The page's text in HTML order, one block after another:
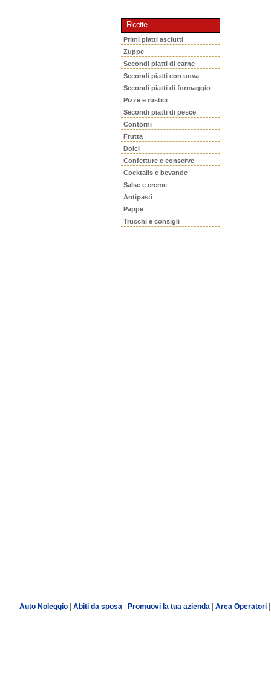
Ricette
Primi piatti asciutti
Zuppe
Secondi piatti di carne
Secondi piatti con uova
Secondi piatti di formaggio
Pizze e rustici
Secondi piatti di pesce
Contorni
Frutta
Dolci
Confetture e conserve
Cocktails e bevande
Salse e creme
Antipasti
Pappe
Trucchi e consigli
Auto Noleggio| Abiti da sposa| Promuovi la tua azienda Area Operatori